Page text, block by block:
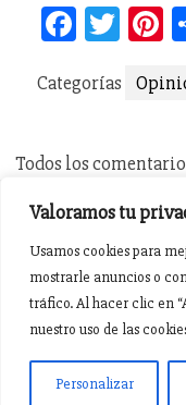
Valoramos tu
Usamos cookies para
mostrarle anuncios o
tráfico. Al hacer clic en
nuestro uso de las
Personalizar
Categorías
Todos los
INICIO AGENDA
NOTICIAS DE GLORIA
Pasión en Jaén ® v5.0.1. 2015